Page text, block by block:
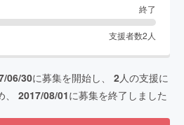
終了
支援者数2 人
06/30に募集を開始し、 2人の支援に
2017/08/01に募集を終了しました